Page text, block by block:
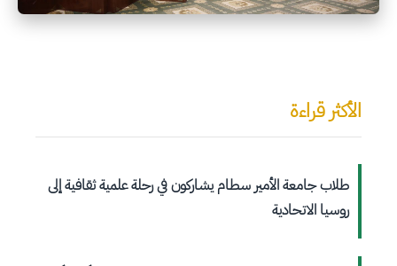
الأكثر قراءة
طلاب جامعة الأمير سطام يشاركون في رحلة علمية ثقافية إلى
روسيا الاتحادية